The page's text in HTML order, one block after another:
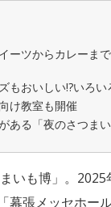
ーツからカレーま
もおいしい!?いろ
け教室も開催
ある「夜のさつまい
いも博」。
幕張メッセホー